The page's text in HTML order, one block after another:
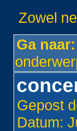
Zowel
Ga naar:
Gepost
Datum: